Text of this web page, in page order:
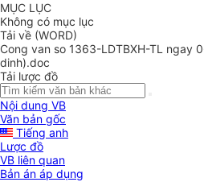
MỤC LỤC
Không có mục lục
Tải về (WORD)
Cong van so 1363-LDTBXH-TL ngay
dinh).doc
Tải lược đồ
Nội dung VB
Văn bản gốc
Tiếng anh
Lược đồ
VB liên quan
Bản án áp dụng